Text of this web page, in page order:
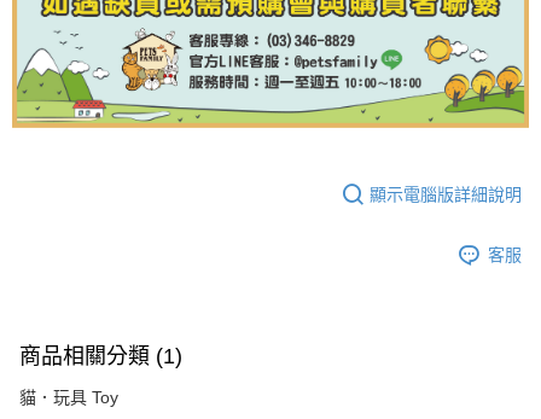
顯示電腦版詳細說明
客服
商品相關分類 (1)
貓．玩具 Toy